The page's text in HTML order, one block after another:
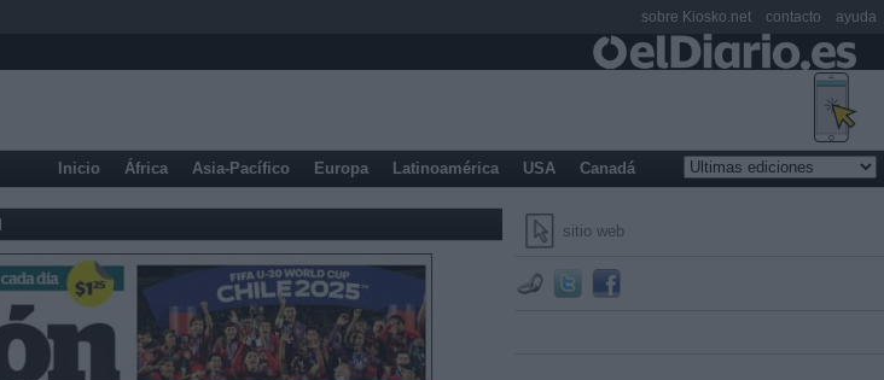
Inicio África Asia-Pacífico Europa Latinoamérica USA Canadá
sitio web
sobre Kiosko.net contacto ayuda